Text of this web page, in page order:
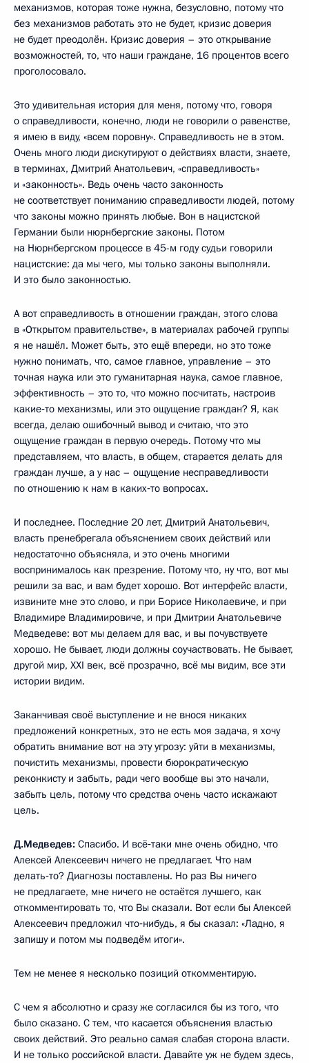
механизмов, которая тоже нужна, безусловно, потому что
без механизмов работать это не будет, кризис доверия
не будет преодолён. Кризис доверия – это открывание
возможностей, то, что наши граждане, 16 процентов всего
проголосовало.
Это удивительная история для меня, потому что, говоря
о справедливости, конечно, люди не говорили о равенстве,
я имею в виду, «всем поровну». Справедливость не в этом.
Очень много люди дискутируют о действиях власти, знаете,
в терминах, Дмитрий Анатольевич, «справедливость»
и «законность». Ведь очень часто законность
не соответствует пониманию справедливости людей, потому
что законы можно принять любые. Вон в нацистской
Германии были нюрнбергские законы. Потом
на Нюрнбергском процессе в 45-м году судьи говорили
нацистские: да мы чего, мы только законы выполняли.
И это было законностью.
А вот справедливость в отношении граждан, этого слова
в «Открытом правительстве», в материалах рабочей группы
я не нашёл. Может быть, это ещё впереди, но это тоже
нужно понимать, что, самое главное, управление – это
точная наука или это гуманитарная наука, самое главное,
эффективность – это то, что можно посчитать, настроив
какие‑то механизмы, или это ощущение граждан? Я, как
всегда, делаю ошибочный вывод и считаю, что это
ощущение граждан в первую очередь. Потому что мы
представляем, что власть, в общем, старается делать для
граждан лучше, а у нас – ощущение несправедливости
по отношению к нам в каких‑то вопросах.
И последнее. Последние 20 лет, Дмитрий Анатольевич,
власть пренебрегала объяснением своих действий или
недостаточно объясняла, и это очень многими
воспринималось как презрение. Потому что, ну что, вот мы
решили за вас, и вам будет хорошо. Вот интерфейс власти,
извините мне это слово, и при Борисе Николаевиче, и при
Владимире Владимировиче, и при Дмитрии Анатольевиче
Медведеве: вот мы делаем для вас, и вы почувствуете
хорошо. Не бывает, люди должны соучаствовать. Не бывает,
другой мир, XXI век, всё прозрачно, всё мы видим, все эти
истории видим.
Заканчивая своё выступление и не внося никаких
предложений конкретных, это не есть моя задача, я хочу
обратить внимание вот на эту угрозу: уйти в механизмы,
почистить механизмы, провести бюрократическую
реконкисту и забыть, ради чего вообще вы это начали,
забыть цель, потому что средства очень часто искажают
цель.
Д.Медведев: Спасибо. И всё‑таки мне очень обидно, что
Алексей Алексеевич ничего не предлагает. Что нам
делать‑то? Диагнозы поставлены. Но раз Вы ничего
не предлагаете, мне ничего не остаётся лучшего, как
откомментировать то, что Вы сказали. Вот если бы Алексей
Алексеевич предложил что‑нибудь, я бы сказал: «Ладно, я
запишу и потом мы подведём итоги».
Тем не менее я несколько позиций откомментирую.
С чем я абсолютно и сразу же согласился бы из того, что
было сказано. С тем, что касается объяснения властью
своих действий. Это реально самая слабая сторона власти.
И не только российской власти. Давайте уж не будем здесь,